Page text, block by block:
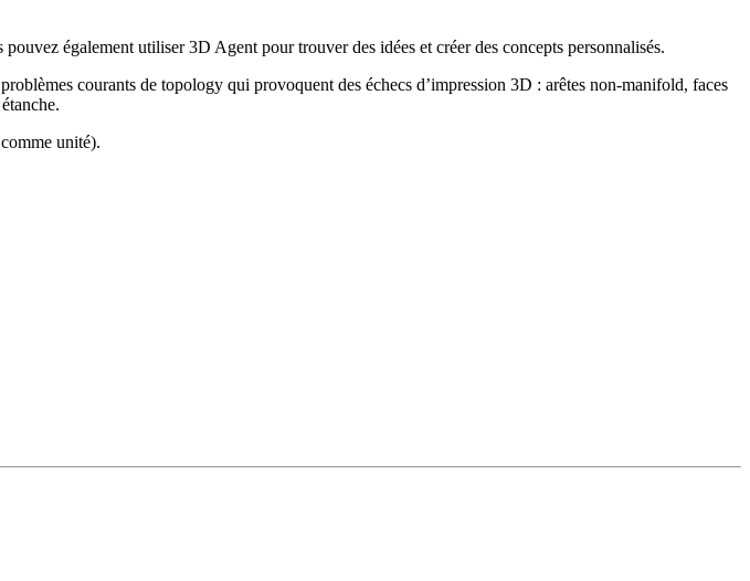
également utiliser 3D Agent pour trouver des idées et créer des concepts personnalisés.
courants de topology qui provoquent des échecs d’impression 3D : arêtes non-manifold, faces
unité).